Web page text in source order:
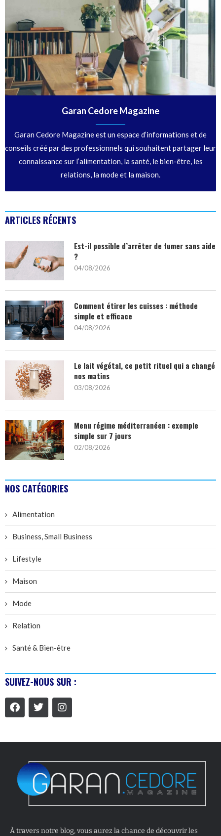
Garan Cedore Magazine
Garan Cedore Magazine est un espace d’informations et de
conseils créé par des professionnels qui souhaitent partager leur
connaissance sur l’alimentation, la santé, le bien-être, les
relations, la mode et la maison.
ARTICLES RÉCENTS
Est-il possible d’arrêter de fumer sans aide
?
04/08/2026
Comment étirer les cuisses : méthode
simple et efficace
04/08/2026
Le lait végétal, ce petit rituel qui a changé
nos matins
03/08/2026
Menu régime méditerranéen : exemple
simple sur 7 jours
02/08/2026
NOS CATÉGORIES
Alimentation
Business, Small Business
Lifestyle
Maison
Mode
Relation
Santé & Bien-être
SUIVEZ-NOUS SUR :
À travers notre blog, vous aurez la chance de découvrir les